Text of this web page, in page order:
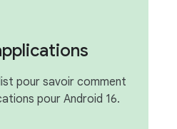
pour savoir comment
pour Android 16.